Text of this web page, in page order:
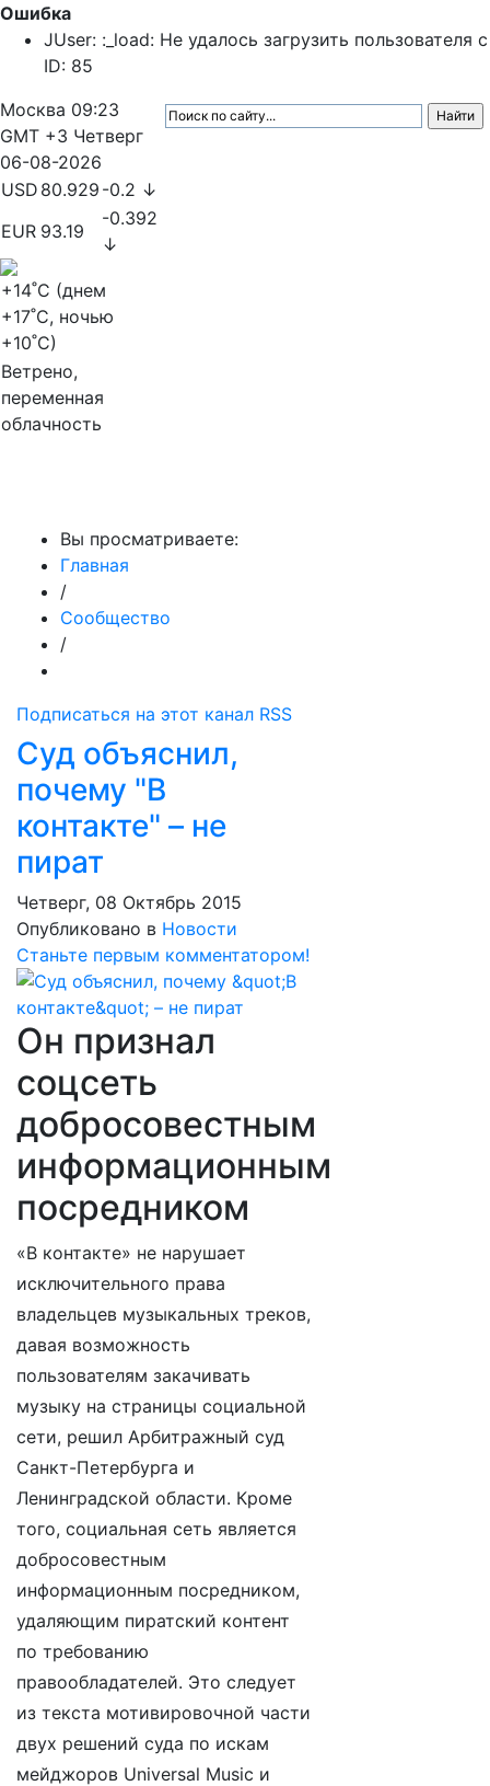
Ошибка
JUser: :_load: Не удалось загрузить пользователя с
ID: 85
Москва 09:23
GMT +3 Четверг
06-08-2026
USD 80.929 -0.2 ↓
EUR 93.19
-0.392
↓
+14˚C (днем
+17˚C, ночью
+10˚C)
Ветрено,
переменная
облачность
Вы просматриваете:
Главная
/
Сообщество
/
Подписаться на этот канал RSS
Суд объяснил,
почему "В
контакте" – не
пират
Четверг, 08 Октябрь 2015
Опубликовано в Новости
Станьте первым комментатором!
Он признал
соцсеть
добросовестным
информационным
посредником
«В контакте» не нарушает
исключительного права
владельцев музыкальных треков,
давая возможность
пользователям закачивать
музыку на страницы социальной
сети, решил Арбитражный суд
Санкт-Петербурга и
Ленинградской области. Кроме
того, социальная сеть является
добросовестным
информационным посредником,
удаляющим пиратский контент
по требованию
правообладателей. Это следует
из текста мотивировочной части
двух решений суда по искам
мейджоров Universal Music и